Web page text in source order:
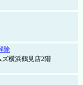
除
横浜鶴見店2階